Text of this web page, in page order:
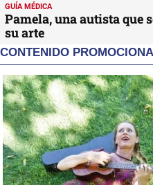
GUÍA MÉDICA
Pamela, una autista que
su arte
CONTENIDO